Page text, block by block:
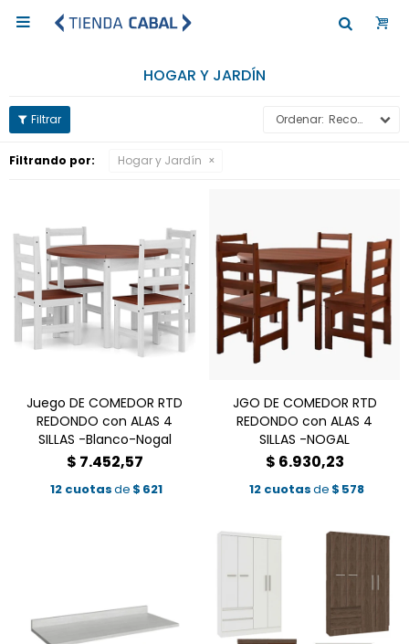

HOGAR Y JARDÍN
Recomendados
Filtrando por: Hogar y Jardín
Juego DE COMEDOR RTD
REDONDO con ALAS 4
SILLAS -Blanco-Nogal
$ 7.452,57
12 cuotasde $ 621
JGO DE COMEDOR RTD
REDONDO con ALAS 4
SILLAS -NOGAL
$ 6.930,23
12 cuotasde $ 578